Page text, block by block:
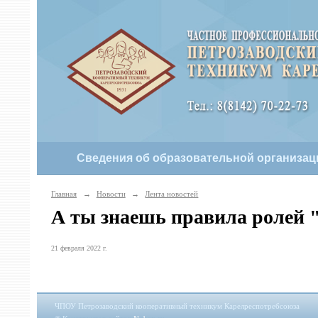
Сведения об образовательной
Главная → Новости → Лента новостей
А ты знаешь правила ролей
21 февраля 2022 г.
ЧПОУ Петрозаводский кооперативный техникум Карелреспотребсоюза